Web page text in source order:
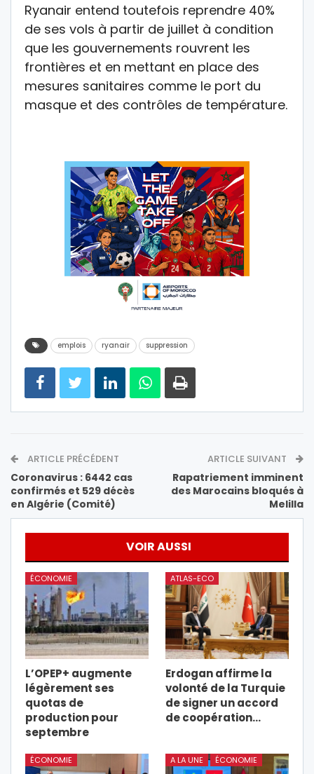
Ryanair entend toutefois reprendre 40%
de ses vols à partir de juillet à condition
que les gouvernements rouvrent les
frontières et en mettant en place des
mesures sanitaires comme le port du
masque et des contrôles de température.
emplois ryanair suppression
ARTICLE PRÉCÉDENT
Coronavirus : 6442 cas
confirmés et 529 décès
en Algérie (Comité)
ARTICLE SUIVANT
Rapatriement imminent
des Marocains bloqués à
Melilla
VOIR AUSSI
ÉCONOMIE
L’OPEP+ augmente
légèrement ses
quotas de
production pour
septembre
ATLAS-ECO
Erdogan affirme la
volonté de la Turquie
de signer un accord
de coopération…
ÉCONOMIE A LA UNE ÉCONOMIE